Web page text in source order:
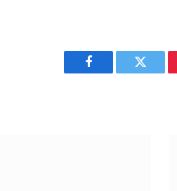
Facebook Twitter